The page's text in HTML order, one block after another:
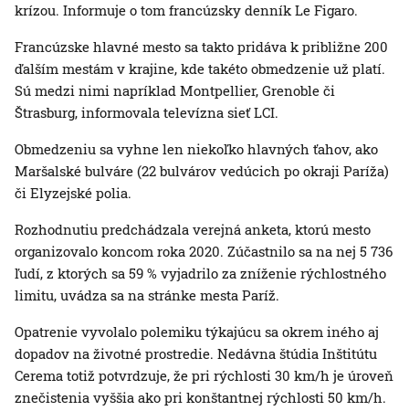
krízou. Informuje o tom francúzsky denník Le Figaro.
Francúzske hlavné mesto sa takto pridáva k približne 200
ďalším mestám v krajine, kde takéto obmedzenie už platí.
Sú medzi nimi napríklad Montpellier, Grenoble či
Štrasburg, informovala televízna sieť LCI.
Obmedzeniu sa vyhne len niekoľko hlavných ťahov, ako
Maršalské bulváre (22 bulvárov vedúcich po okraji Paríža)
či Elyzejské polia.
Rozhodnutiu predchádzala verejná anketa, ktorú mesto
organizovalo koncom roka 2020. Zúčastnilo sa na nej 5 736
ľudí, z ktorých sa 59 % vyjadrilo za zníženie rýchlostného
limitu, uvádza sa na stránke mesta Paríž.
Opatrenie vyvolalo polemiku týkajúcu sa okrem iného aj
dopadov na životné prostredie. Nedávna štúdia Inštitútu
Cerema totiž potvrdzuje, že pri rýchlosti 30 km/h je úroveň
znečistenia vyššia ako pri konštantnej rýchlosti 50 km/h.